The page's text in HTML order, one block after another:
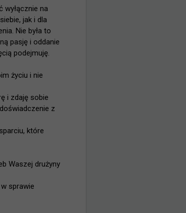
na
jak i dla
Nie była to
pasję i oddanie
podejmuję.
życiu i nie
i zdaję sobie
z
które
Waszej drużyny
sprawie